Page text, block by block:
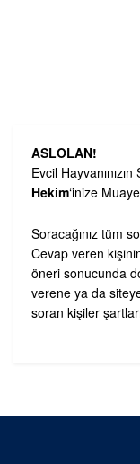
ASLOLAN!
Evcil
Hekim‘inize
Soracağınız tüm
Cevap veren
öneri sonucunda
verene ya da
soran kişiler